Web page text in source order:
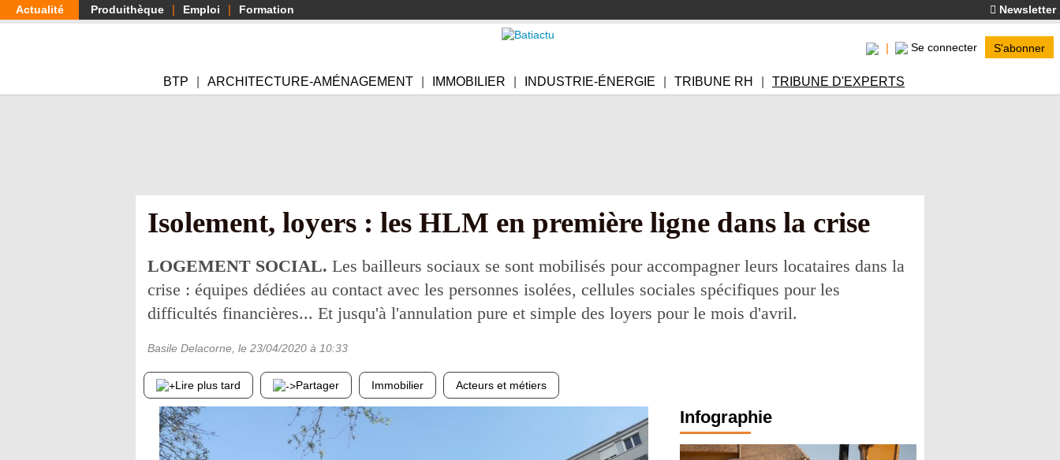
Aller
au
Actualité Produithèque Emploi Formation Newsletter
Se connecter S'abonner
BTP ARCHITECTURE-AMÉNAGEMENT IMMOBILIER INDUSTRIE-ÉNERGIE TRIBUNE RH TRIBUNE D'EXPERTS
Isolement, loyers : les HLM en première ligne dans la crise
LOGEMENT SOCIAL. Les bailleurs sociaux se sont mobilisés pour accompagner leurs locataires dans la
crise : équipes dédiées au contact avec les personnes isolées, cellules sociales spécifiques pour les
difficultés financières... Et jusqu'à l'annulation pure et simple des loyers pour le mois d'avril.
Basile Delacorne , le 23/04/2020 à 10:33
Lire plus tard Partager Immobilier Acteurs et métiers
Infographie